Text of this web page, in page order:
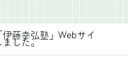
藤幸弘塾」Webサイ
ました。